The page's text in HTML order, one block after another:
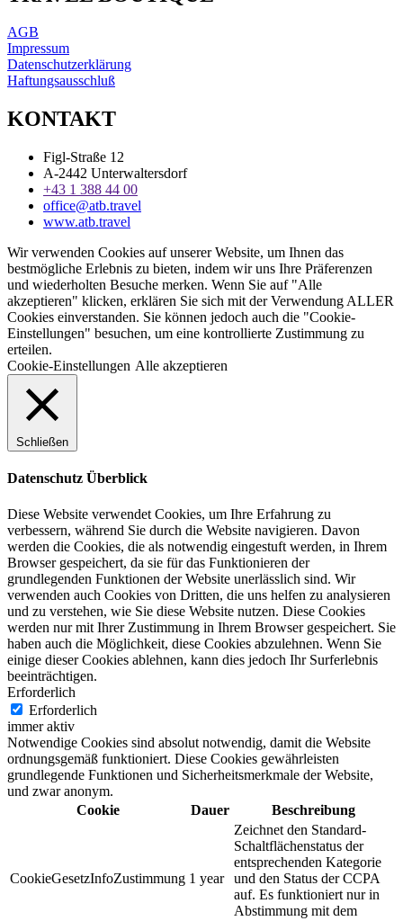
AGB
Impressum
Datenschutzerklärung
Haftungsausschluß
KONTAKT
Figl-Straße 12
A-2442 Unterwaltersdorf
+43 1 388 44 00
office@atb.travel
www.atb.travel
Wir verwenden Cookies auf unserer Website, um Ihnen das
bestmögliche Erlebnis zu bieten, indem wir uns Ihre Präferenzen
und wiederholten Besuche merken. Wenn Sie auf "Alle
akzeptieren" klicken, erklären Sie sich mit der Verwendung ALLER
Cookies einverstanden. Sie können jedoch auch die "Cookie-
Einstellungen" besuchen, um eine kontrollierte Zustimmung zu
erteilen.
Cookie-Einstellungen Alle akzeptieren
Schließen
Datenschutz Überblick
Diese Website verwendet Cookies, um Ihre Erfahrung zu
verbessern, während Sie durch die Website navigieren. Davon
werden die Cookies, die als notwendig eingestuft werden, in Ihrem
Browser gespeichert, da sie für das Funktionieren der
grundlegenden Funktionen der Website unerlässlich sind. Wir
verwenden auch Cookies von Dritten, die uns helfen zu analysieren
und zu verstehen, wie Sie diese Website nutzen. Diese Cookies
werden nur mit Ihrer Zustimmung in Ihrem Browser gespeichert. Sie
haben auch die Möglichkeit, diese Cookies abzulehnen. Wenn Sie
einige dieser Cookies ablehnen, kann dies jedoch Ihr Surferlebnis
beeinträchtigen.
Erforderlich
Erforderlich
immer aktiv
Notwendige Cookies sind absolut notwendig, damit die Website
ordnungsgemäß funktioniert. Diese Cookies gewährleisten
grundlegende Funktionen und Sicherheitsmerkmale der Website,
und zwar anonym.
Cookie
Dauer Beschreibung
CookieGesetzInfoZustimmung 1 year
Zeichnet den Standard-
Schaltflächenstatus der
entsprechenden Kategorie
und den Status der CCPA
auf. Es funktioniert nur in
Abstimmung mit dem